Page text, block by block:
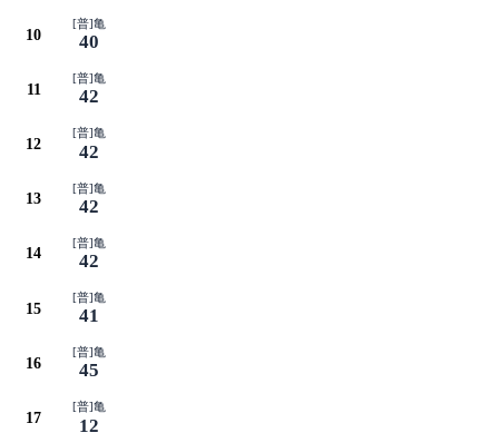
10
[普]亀
40
11
[普]亀
42
12
[普]亀
42
13
[普]亀
42
14
[普]亀
42
15
[普]亀
41
16
[普]亀
45
17
[普]亀
12